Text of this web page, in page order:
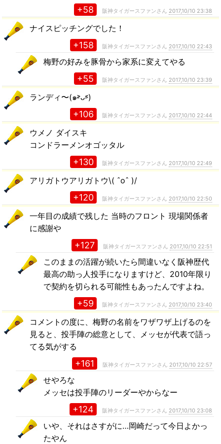
+58 阪神タイガースファンさん 2017,10/10 23:38
ナイスピッチングでした！
+158 阪神タイガースファンさん 2017,10/10 22:43
梅野の好みを豚骨から家系に変えてやる
+55 阪神タイガースファンさん 2017,10/10 23:39
ランディ〜(๑˃̵ᴗ˂̵)
+106 阪神タイガースファンさん 2017,10/10 22:44
ウメノ ダイスキ
コンドラーメンオゴッタル
+130 阪神タイガースファンさん 2017,10/10 22:49
アリガトウアリガトウ\( ˆoˆ )/
+120 阪神タイガースファンさん 2017,10/10 22:50
一年目の成績で残した 当時のフロント 現場関係者
に感謝や
+127 阪神タイガースファンさん 2017,10/10 22:51
このままの活躍が続いたら間違いなく阪神歴代
最高の助っ人投手になりますけど、2010年限り
で契約を切られる可能性もあったんですよね。
+59 阪神タイガースファンさん 2017,10/10 23:40
コメントの度に、梅野の名前をワザワザ上げるのを
見ると、投手陣の総意として、メッセが代表で語っ
てる気がする
+161 阪神タイガースファンさん 2017,10/10 22:57
せやろな
メッセは投手陣のリーダーやからなー
+124 阪神タイガースファンさん 2017,10/10 23:08
いや、それはさすがに…岡崎だって今日よかっ
たやん